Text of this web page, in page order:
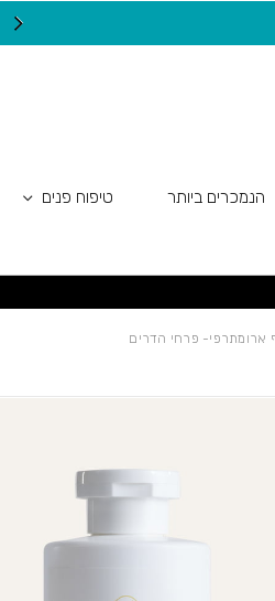
הנמכרים ביותר טיפוח פנים
ארומתרפי- פרחי הדרים